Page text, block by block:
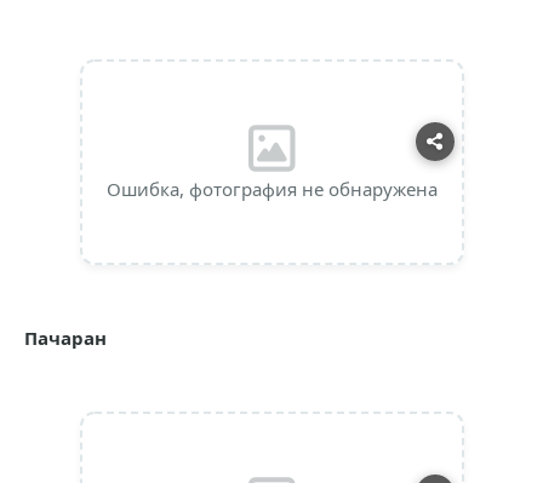
Ошибка, фотография не обнаружена
Пачаран